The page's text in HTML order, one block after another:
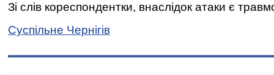
Зі слів кореспондентки, внаслідок атаки є
Суспільне Чернігів